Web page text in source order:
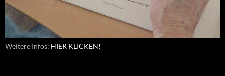
Weitere Infos: HIER KLICKEN!